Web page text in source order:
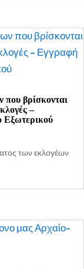
που βρίσκονται
–
Εξωτερικού
των εκλογέων